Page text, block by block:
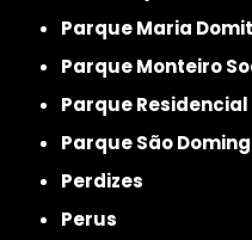
Parque Maria
Parque Monteiro
Parque
Parque São
Perdizes
Perus